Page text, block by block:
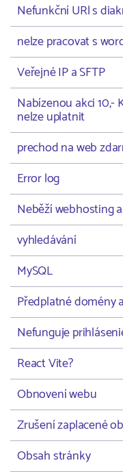
Nefunkční URl s
nelze pracovat s
Veřejné IP a SFTP
Nabízenou akci 10,-
nelze uplatnit
prechod na web
Error log
Neběží webhosting
vyhledávání
MySQL
Předplatné domény
Nefunguje
React Vite?
Obnovení webu
Zrušení zaplacené
Obsah stránky